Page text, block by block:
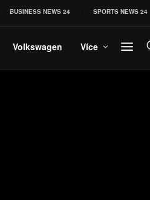
BUSINESS NEWS 24 SPORTS NEWS 24
Volkswagen Více